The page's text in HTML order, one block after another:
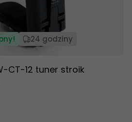
24 godziny
CT-12 tuner stroik